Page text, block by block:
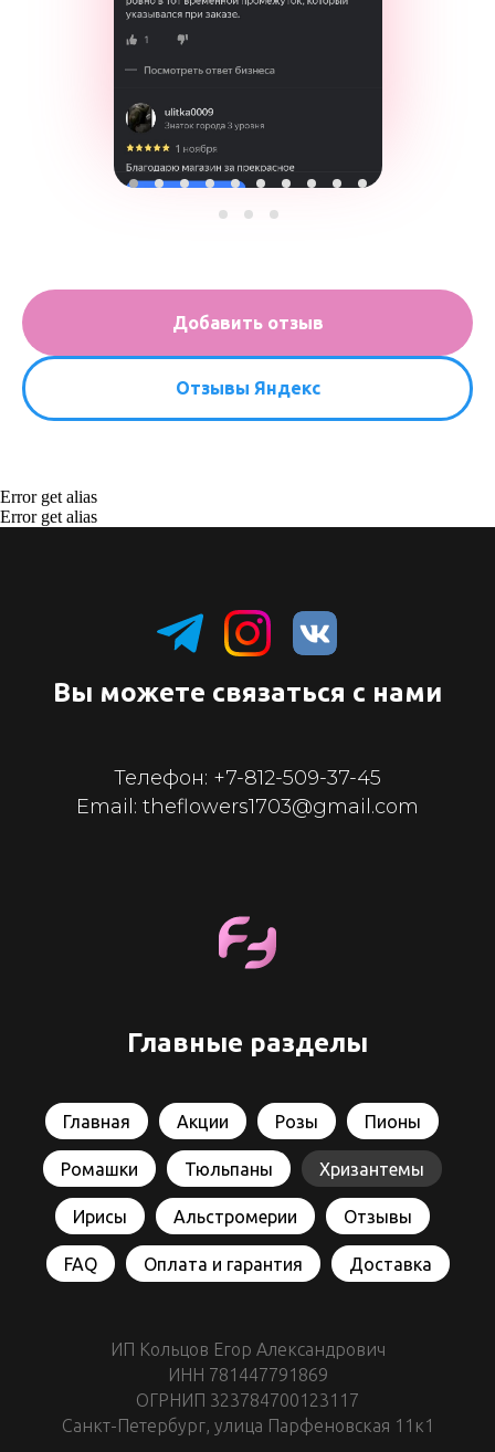
Добавить отзыв
Отзывы Яндекс
Error get alias
Error get alias
Вы можете связаться с нами
Телефон: +7-812-509-37-45
Email: theflowers1703@gmail.com
Главные разделы
Главная Акции Розы Пионы
Ромашки Тюльпаны Хризантемы
Ирисы Альстромерии Отзывы
FAQ Оплата и гарантия Доставка
ИП Кольцов Егор Александрович
ИНН 781447791869
ОГРНИП 323784700123117
Санкт-Петербург, улица Парфеновская 11к1